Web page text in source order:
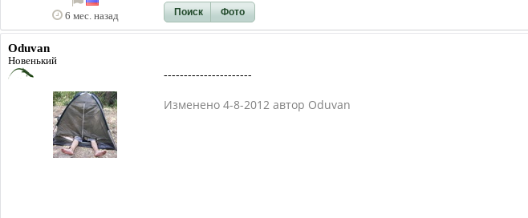
6 мес. назад Поиск Фото
Oduvan
Новенький
----------------------
Изменено 4-8-2012 автор Oduvan